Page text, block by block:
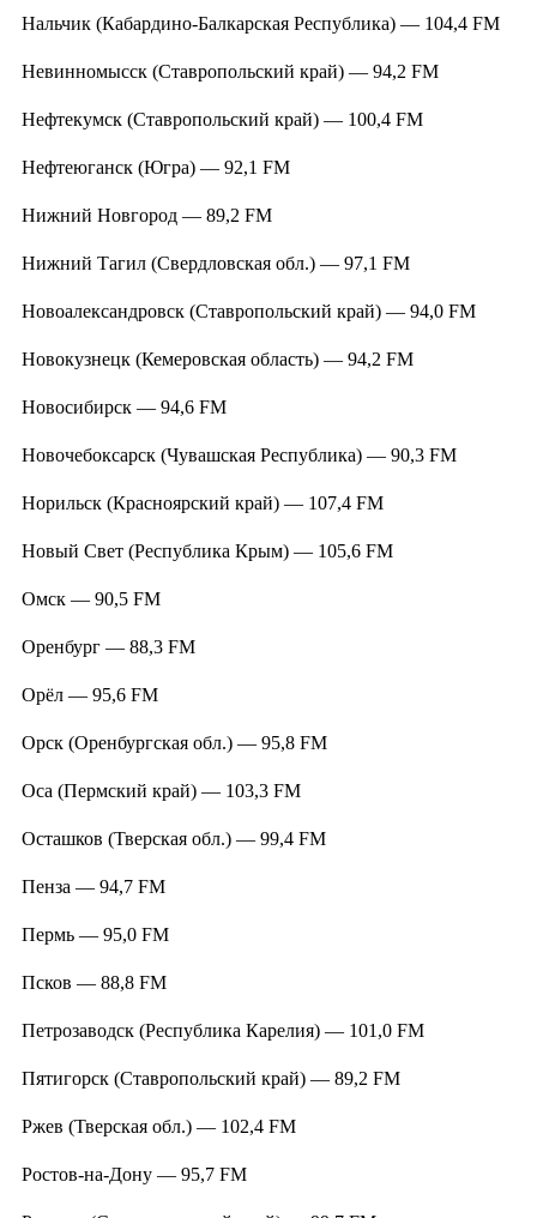
Нальчик (Кабардино-Балкарская Республика) — 104,4 FM
Невинномысск (Ставропольский край) — 94,2 FM
Нефтекумск (Ставропольский край) — 100,4 FM
Нефтеюганск (Югра) — 92,1 FM
Нижний Новгород — 89,2 FM
Нижний Тагил (Свердловская обл.) — 97,1 FM
Новоалександровск (Ставропольский край) — 94,0 FM
Новокузнецк (Кемеровская область) — 94,2 FM
Новосибирск — 94,6 FM
Новочебоксарск (Чувашская Республика) — 90,3 FM
Норильск (Красноярский край) — 107,4 FM
Новый Свет (Республика Крым) — 105,6 FM
Омск — 90,5 FM
Оренбург — 88,3 FM
Орёл — 95,6 FM
Орск (Оренбургская обл.) — 95,8 FM
Оса (Пермский край) — 103,3 FM
Осташков (Тверская обл.) — 99,4 FM
Пенза — 94,7 FM
Пермь — 95,0 FM
Псков — 88,8 FM
Петрозаводск (Республика Карелия) — 101,0 FM
Пятигорск (Ставропольский край) — 89,2 FM
Ржев (Тверская обл.) — 102,4 FM
Ростов-на-Дону — 95,7 FM